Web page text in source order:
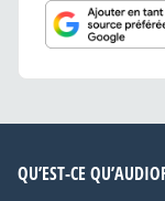
QU’EST-CE